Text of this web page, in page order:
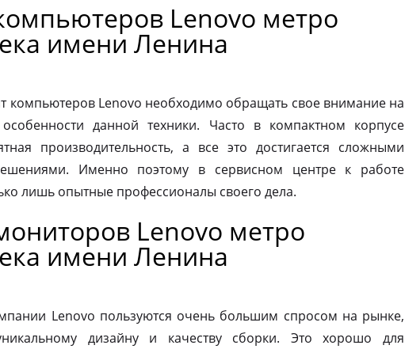
Lenovo метро
имени Ленина
компьютеров Lenovo необходимо обращать свое внимание на
особенности данной техники. Часто в компактном корпусе
производительность, а все это достигается сложными
Именно поэтому в сервисном центре к работе
лишь опытные профессионалы своего дела.
Lenovo метро
имени Ленина
Lenovo пользуются очень большим спросом на рынке,
дизайну и качеству сборки. Это хорошо для